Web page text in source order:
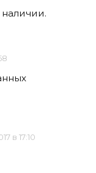
наличии.
в 17:10